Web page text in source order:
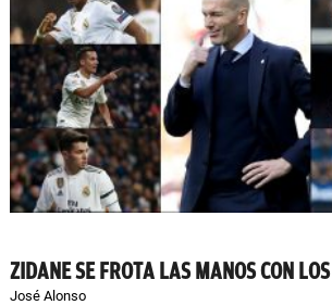
ZIDANE SE FROTA LAS MANOS CON
José Alonso